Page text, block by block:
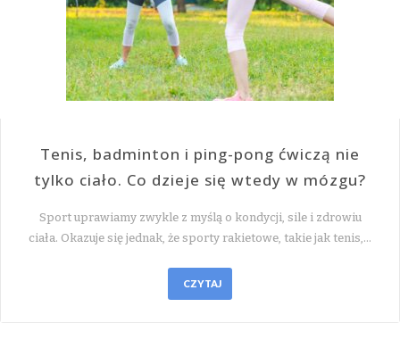
Tenis, badminton i ping-pong ćwiczą nie
tylko ciało. Co dzieje się wtedy w mózgu?
Sport uprawiamy zwykle z myślą o kondycji, sile i zdrowiu
ciała. Okazuje się jednak, że sporty rakietowe, takie jak tenis,…
CZYTAJ